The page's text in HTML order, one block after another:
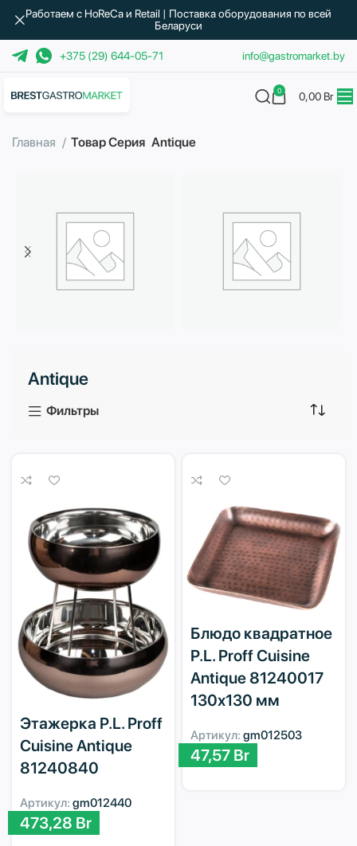
+375 (29) 644-05-71 info@gastromarket.by
0 0,00 Br
Главная Товар Серия Antique
3 продукта
Antique
Фильтры
Этажерка P.L. Proff
Cuisine Antique
81240840
Артикул: gm012440
473,28 Br
Блюдо квадратное
P.L. Proff Cuisine
Antique 81240017
130х130 мм
Артикул: gm012503
47,57 Br
Работаем с HoReCa и Retail | Поставка оборудования по всей
Беларуси